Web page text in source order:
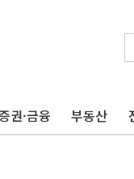
권·금융 부동산